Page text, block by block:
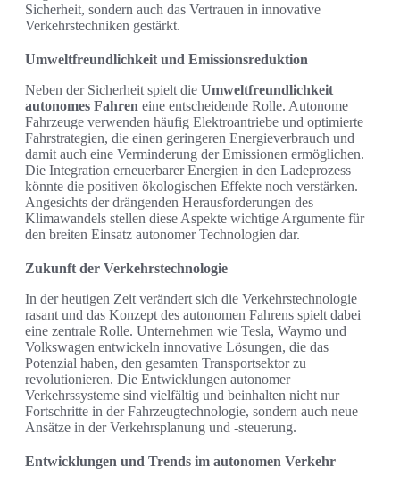
Sicherheit, sondern auch das Vertrauen in innovative
Verkehrstechniken gestärkt.
Umweltfreundlichkeit und Emissionsreduktion
Neben der Sicherheit spielt die Umweltfreundlichkeit
autonomes Fahren eine entscheidende Rolle. Autonome
Fahrzeuge verwenden häufig Elektroantriebe und optimierte
Fahrstrategien, die einen geringeren Energieverbrauch und
damit auch eine Verminderung der Emissionen ermöglichen.
Die Integration erneuerbarer Energien in den Ladeprozess
könnte die positiven ökologischen Effekte noch verstärken.
Angesichts der drängenden Herausforderungen des
Klimawandels stellen diese Aspekte wichtige Argumente für
den breiten Einsatz autonomer Technologien dar.
Zukunft der Verkehrstechnologie
In der heutigen Zeit verändert sich die Verkehrstechnologie
rasant und das Konzept des autonomen Fahrens spielt dabei
eine zentrale Rolle. Unternehmen wie Tesla, Waymo und
Volkswagen entwickeln innovative Lösungen, die das
Potenzial haben, den gesamten Transportsektor zu
revolutionieren. Die Entwicklungen autonomer
Verkehrssysteme sind vielfältig und beinhalten nicht nur
Fortschritte in der Fahrzeugtechnologie, sondern auch neue
Ansätze in der Verkehrsplanung und -steuerung.
Entwicklungen und Trends im autonomen Verkehr